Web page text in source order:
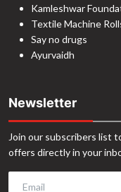
Kamleshwar
Textile Machine
Say no drugs
Ayurvaidh
Newsletter
Join our subscribers list
offers directly in your